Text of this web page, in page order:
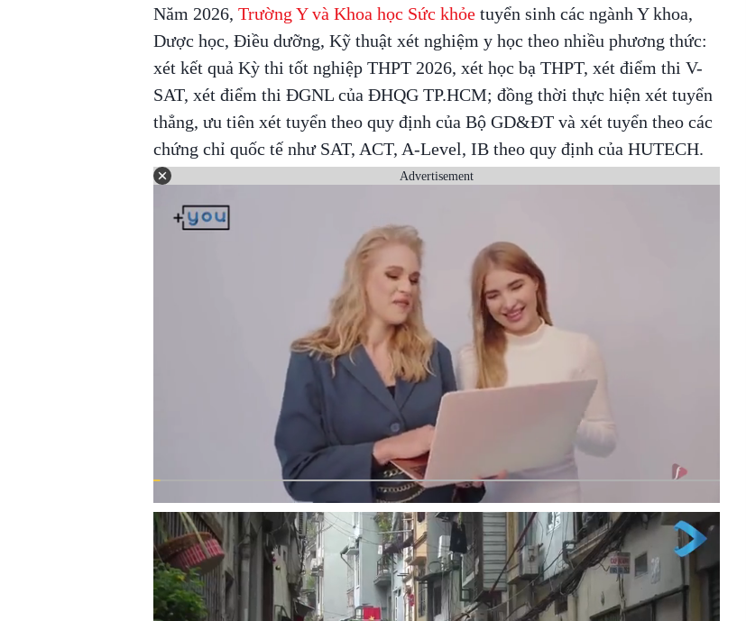
Năm 2026, Trường Y và Khoa học Sức khỏetuyển sinh các ngành Y khoa,
Dược học, Điều dưỡng, Kỹ thuật xét nghiệm y học theo nhiều phương thức:
xét kết quả Kỳ thi tốt nghiệp THPT 2026, xét học bạ THPT, xét điểm thi V-
SAT, xét điểm thi ĐGNL của ĐHQG TP.HCM; đồng thời thực hiện xét tuyển
thẳng, ưu tiên xét tuyển theo quy định của Bộ GD&ĐT và xét tuyển theo các
chứng chỉ quốc tế như SAT, ACT, A-Level, IB theo quy định của HUTECH.
Advertisement